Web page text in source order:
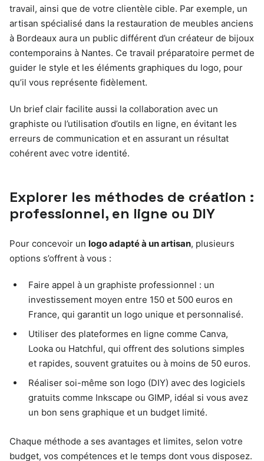
travail, ainsi que de votre clientèle cible. Par exemple, un
artisan spécialisé dans la restauration de meubles anciens
à Bordeaux aura un public différent d’un créateur de bijoux
contemporains à Nantes. Ce travail préparatoire permet de
guider le style et les éléments graphiques du logo, pour
qu’il vous représente fidèlement.
Un brief clair facilite aussi la collaboration avec un
graphiste ou l’utilisation d’outils en ligne, en évitant les
erreurs de communication et en assurant un résultat
cohérent avec votre identité.
Explorer les méthodes de création :
professionnel, en ligne ou DIY
Pour concevoir un logo adapté à un artisan, plusieurs
options s’offrent à vous :
Faire appel à un graphiste professionnel : un
investissement moyen entre 150 et 500 euros en
France, qui garantit un logo unique et personnalisé.
Utiliser des plateformes en ligne comme Canva,
Looka ou Hatchful, qui offrent des solutions simples
et rapides, souvent gratuites ou à moins de 50 euros.
Réaliser soi-même son logo (DIY) avec des logiciels
gratuits comme Inkscape ou GIMP, idéal si vous avez
un bon sens graphique et un budget limité.
Chaque méthode a ses avantages et limites, selon votre
budget, vos compétences et le temps dont vous disposez.